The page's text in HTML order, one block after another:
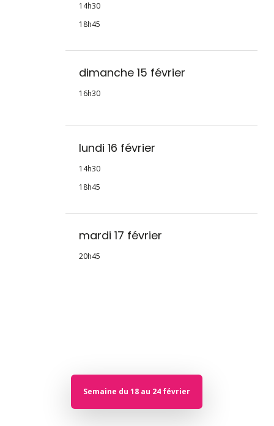
14h30
18h45
dimanche 15 février
16h30
lundi 16 février
14h30
18h45
mardi 17 février
20h45
Semaine du 18 au 24 février